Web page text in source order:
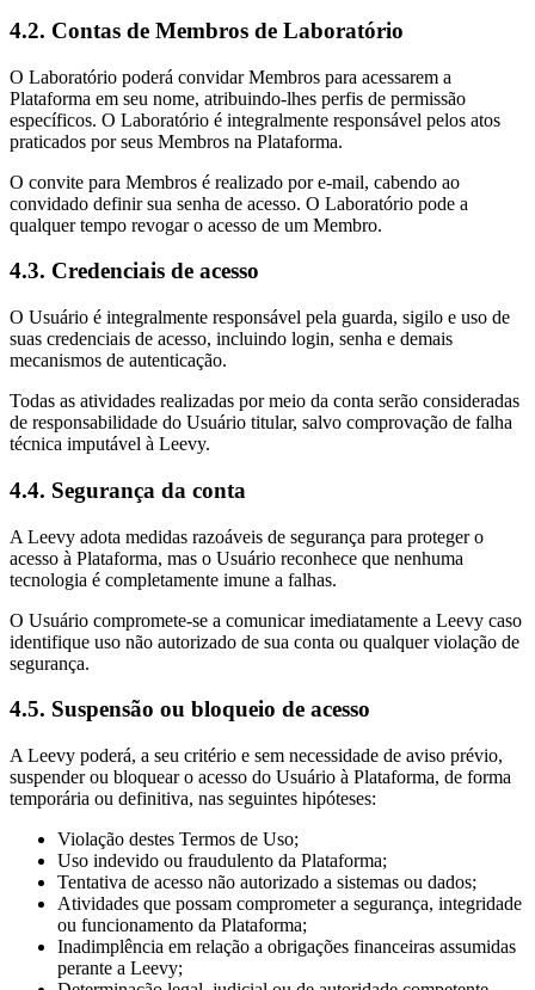
4.2. Contas de Membros de Laboratório
O Laboratório poderá convidar Membros para acessarem a
Plataforma em seu nome, atribuindo-lhes perfis de permissão
específicos. O Laboratório é integralmente responsável pelos atos
praticados por seus Membros na Plataforma.
O convite para Membros é realizado por e-mail, cabendo ao
convidado definir sua senha de acesso. O Laboratório pode a
qualquer tempo revogar o acesso de um Membro.
4.3. Credenciais de acesso
O Usuário é integralmente responsável pela guarda, sigilo e uso de
suas credenciais de acesso, incluindo login, senha e demais
mecanismos de autenticação.
Todas as atividades realizadas por meio da conta serão consideradas
de responsabilidade do Usuário titular, salvo comprovação de falha
técnica imputável à Leevy.
4.4. Segurança da conta
A Leevy adota medidas razoáveis de segurança para proteger o
acesso à Plataforma, mas o Usuário reconhece que nenhuma
tecnologia é completamente imune a falhas.
O Usuário compromete-se a comunicar imediatamente a Leevy caso
identifique uso não autorizado de sua conta ou qualquer violação de
segurança.
4.5. Suspensão ou bloqueio de acesso
A Leevy poderá, a seu critério e sem necessidade de aviso prévio,
suspender ou bloquear o acesso do Usuário à Plataforma, de forma
temporária ou definitiva, nas seguintes hipóteses:
Violação destes Termos de Uso;
Uso indevido ou fraudulento da Plataforma;
Tentativa de acesso não autorizado a sistemas ou dados;
Atividades que possam comprometer a segurança, integridade
ou funcionamento da Plataforma;
Inadimplência em relação a obrigações financeiras assumidas
perante a Leevy;